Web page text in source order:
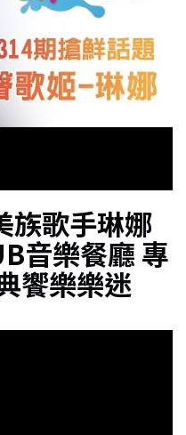
族歌手琳娜
音樂餐廳 專
饗樂樂迷